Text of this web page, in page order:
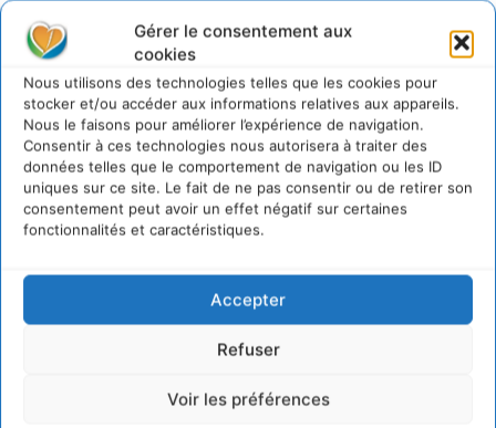
Gérer le consentement aux
cookies
Nous utilisons des technologies telles que les cookies pour
stocker et/ou accéder aux informations relatives aux appareils.
Nous le faisons pour améliorer l’expérience de navigation.
Consentir à ces technologies nous autorisera à traiter des
données telles que le comportement de navigation ou les ID
uniques sur ce site. Le fait de ne pas consentir ou de retirer son
consentement peut avoir un effet négatif sur certaines
fonctionnalités et caractéristiques.
Accepter
Refuser
Voir les préférences
Sources de la revue de presse de la semaine :
Libération – La Croix – Le Monde – Politis – Le Figaro
LAISSER UN COMMENTAIRE
CONNECTER POUR LAISSER UN COMMENTAIRE